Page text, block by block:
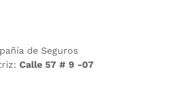
de Seguros
Calle 57 # 9 -07